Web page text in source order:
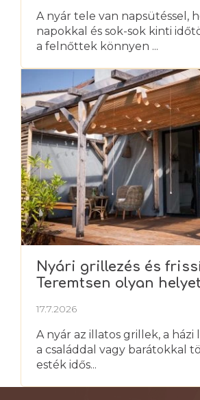
A nyár tele van napsütéssel,
napokkal és sok-sok kinti
a felnőttek könnyen ...
Nyári grillezés és
Teremtsen olyan
17.7.2026
A nyár az illatos grillek, a házi
a családdal vagy barátokkal
esték idős...